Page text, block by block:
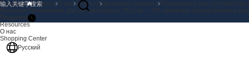
Продукция
Решения
Поддержка
Resources
О нас
Shopping Center
Русский
Главная О нас Новости Динамика продукта
Приложение для сетевой
Приложение для сетевой карты LR-Link — 3D-лазерное сканирование и